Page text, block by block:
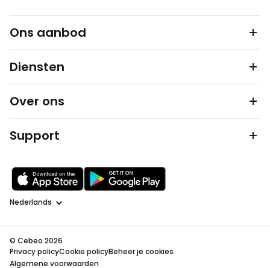
Ons aanbod
Diensten
Over ons
Support
Taal
© Cebeo 2026
Privacy policyCookie policyBeheer je cookies
Algemene voorwaarden